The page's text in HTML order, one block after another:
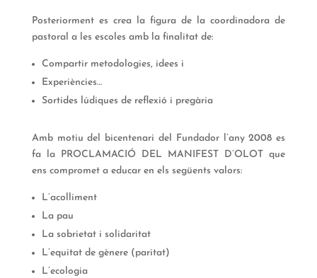
Posteriorment es crea la figura de la coordinadora de
pastoral a les escoles amb la finalitat de:
Compartir metodologies, idees i
Experiències…
Sortides lúdiques de reflexió i pregària
Amb motiu del bicentenari del Fundador l’any 2008 es
fa la PROCLAMACIÓ DEL MANIFEST D’OLOT que
ens compromet a educar en els següents valors:
L’acolliment
La pau
La sobrietat i solidaritat
L’equitat de gènere (paritat)
L’ecologia